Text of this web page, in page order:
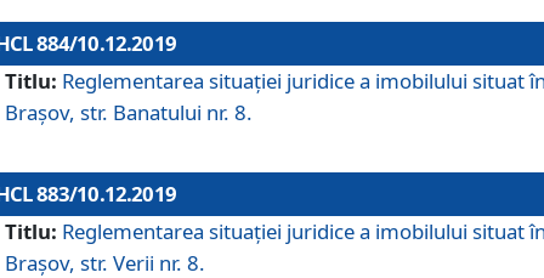
884/10.12.2019
Titlu: Reglementarea situației juridice a imobilului situat
Brașov, str. Banatului nr. 8.
883/10.12.2019
Titlu: Reglementarea situației juridice a imobilului situat
Brașov, str. Verii nr. 8.